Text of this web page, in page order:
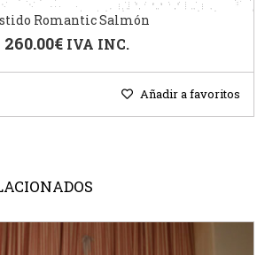
Romantic Salmón
260.00€ IVA INC.
Añadir a favoritos